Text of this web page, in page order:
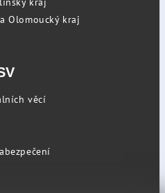
Olomoucký kraj
věcí